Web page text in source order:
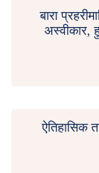
बारा
अस्वीकार,
ऐतिहासिक